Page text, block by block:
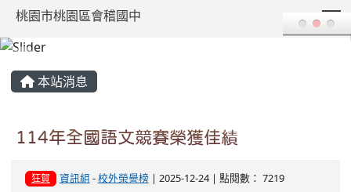
桃園市桃園區會稽國中
本站消息
114年全國語文競賽榮獲佳績
狂賀 資訊組 -校外榮譽榜| 2025-12-24 | 點閱數： 7219